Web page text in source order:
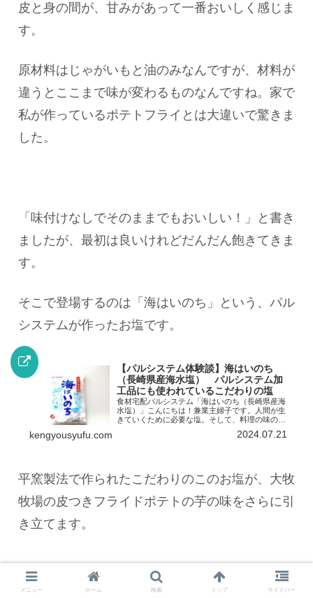
皮と身の間が、甘みがあって一番おいしく感じま
す。
原材料はじゃがいもと油のみなんですが、材料が
違うとここまで味が変わるものなんですね。家で
私が作っているポテトフライとは大違いで驚きま
した。
「味付けなしでそのままでもおいしい！」と書き
ましたが、最初は良いけれどだんだん飽きてきま
す。
そこで登場するのは「海はいのち」という、パル
システムが作ったお塩です。
【パルシステム体験談】海はいのち
（長崎県産海水塩） パルシステム加
工品にも使われているこだわりの塩
食材宅配パルシステム「海はいのち（長崎県産海
水塩）」こんにちは！兼業主婦子です。人間が生
きていくために必要な塩。そして、料理の味の決
直接口に入れてもおいしいらしいのですが、残念
kengyousyufu.com 2024.07.21
平窯製法で作られたこだわりのこのお塩が、大牧
牧場の皮つきフライドポテトの芋の味をさらに引
き立てます。
メニュー ホーム 検索 トップ サイドバー